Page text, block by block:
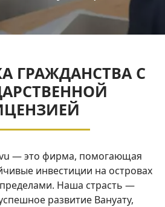
ГРАЖДАНСТВА С
— это фирма, помогающая
инвестиции на островах
пределами. Наша страсть —
развитие Вануату,